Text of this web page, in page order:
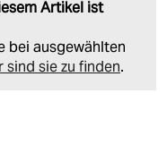
Artikel ist
bei ausgewählten
sind sie zu finden.